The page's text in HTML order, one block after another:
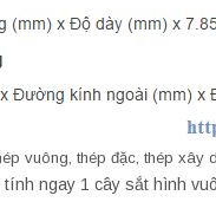
vuông, thép đặc, thép xây
ngay 1 cây sắt hình